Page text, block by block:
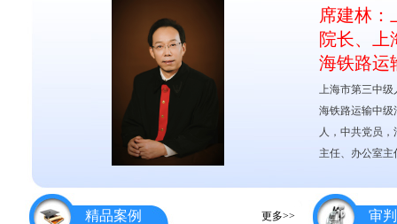
卡西欧公司向上海知产法院赠送锦旗和表扬信 感谢法... 更多>>
席建林：
院长、上
海铁路运
上海市第三中级
海铁路运输中级
人，中共党员
主任、办公室主
更多>>
精品案例 审